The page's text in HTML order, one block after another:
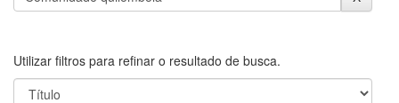
Utilizar filtros para refinar o resultado de busca.